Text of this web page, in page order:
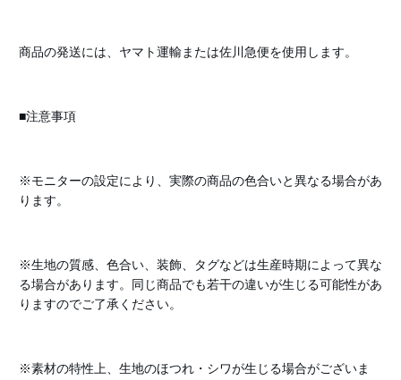
商品の発送には、ヤマト運輸または佐川急便を使用します。
■注意事項
※モニターの設定により、実際の商品の色合いと異なる場合があ
ります。
※生地の質感、色合い、装飾、タグなどは生産時期によって異な
る場合があります。同じ商品でも若干の違いが生じる可能性があ
りますのでご了承ください。
※素材の特性上、生地のほつれ・シワが生じる場合がございま